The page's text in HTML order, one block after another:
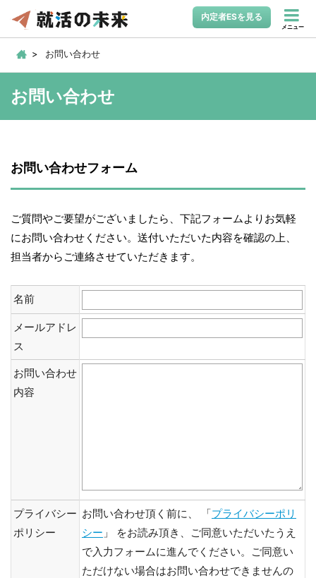
内定者ESを見る
メニュー
お問い合わせ
お問い合わせ
お問い合わせフォーム
ご質問やご要望がございましたら、下記フォームよりお気軽
にお問い合わせください。送付いただいた内容を確認の上、
担当者からご連絡させていただきます。
名前
メールアドレ
ス
お問い合わせ
内容
プライバシー
ポリシー
お問い合わせ頂く前に、 「プライバシーポリ
シー 」 をお読み頂き、ご同意いただいたうえ
で入力フォームに進んでください。ご同意い
ただけない場合はお問い合わせできませんの